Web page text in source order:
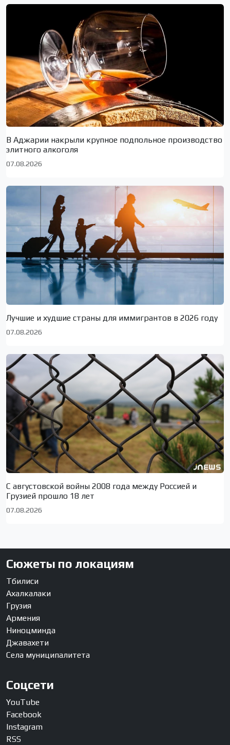
В Аджарии накрыли крупное подпольное производство
элитного алкоголя
07.08.2026
Лучшие и худшие страны для иммигрантов в 2026 году
07.08.2026
С августовской войны 2008 года между Россией и
Грузией прошло 18 лет
07.08.2026
Сюжеты по локациям
Тбилиси
Ахалкалаки
Грузия
Армения
Ниноцминда
Джавахети
Села муниципалитета
Соцсети
YouTube
Facebook
Instagram
RSS